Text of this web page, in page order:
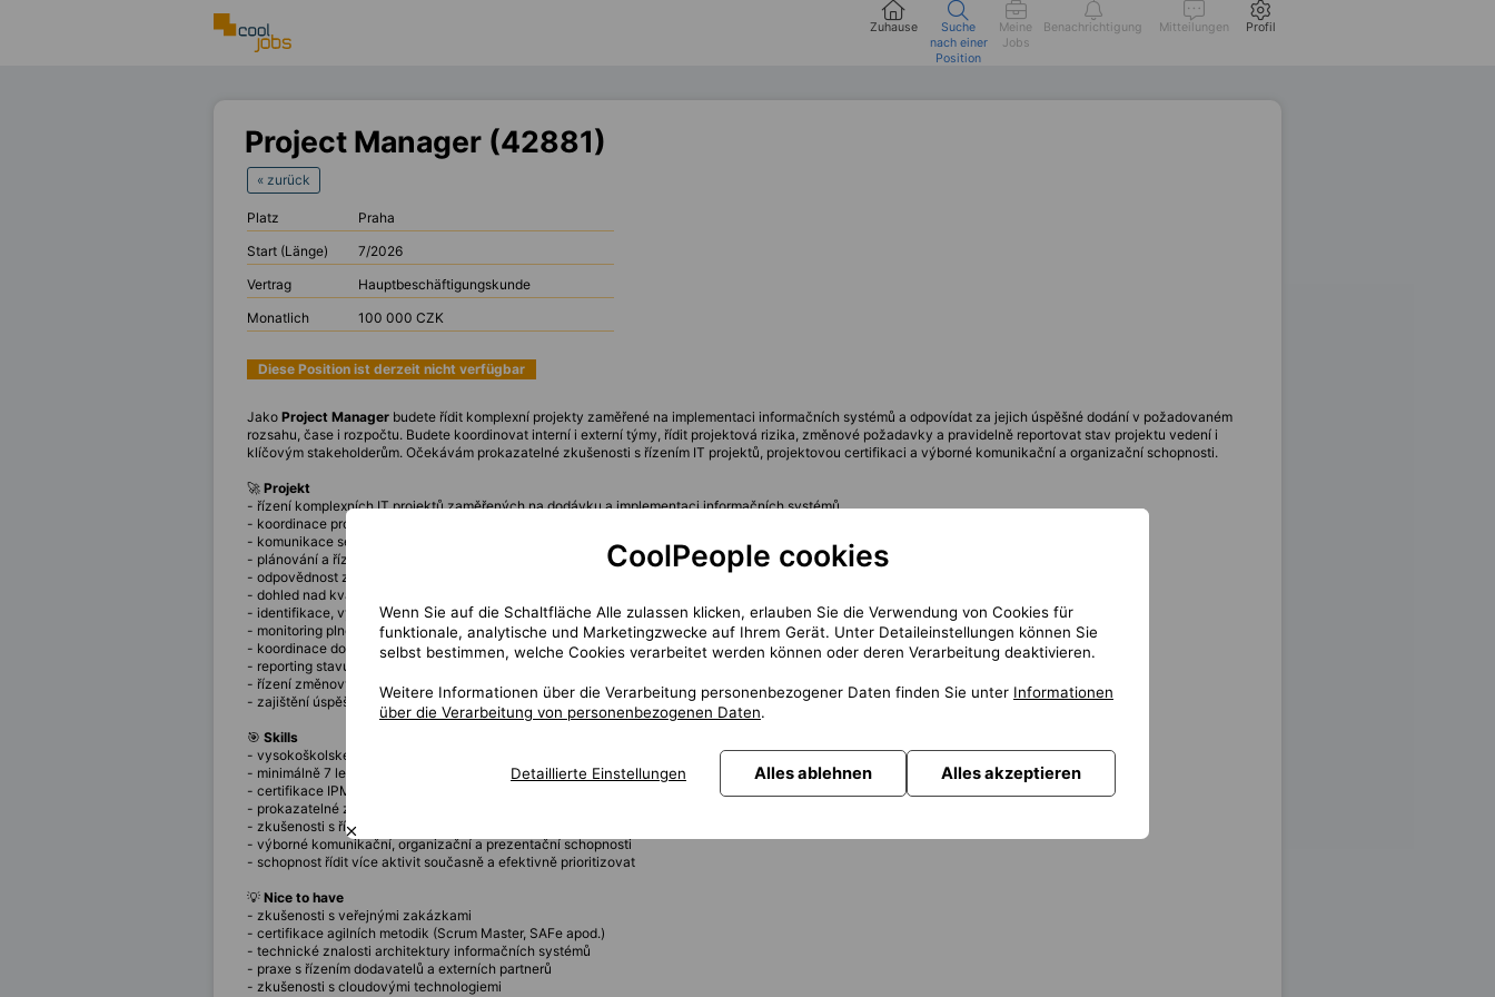
Zuhause
Suche
nach einer
Position
Meine
Jobs
Benachrichtigung Mitteilungen Profil
Project Manager (42881)
« zurück
Platz
Praha
Start (Länge)
7/2026
Vertrag
Hauptbeschäftigungskunde
Monatlich
100 000 CZK
Diese Position ist derzeit nicht verfügbar
Jako Project Manager budete řídit komplexní projekty zaměřené na implementaci informačních systémů a odpovídat za jejich úspěšné dodání v požadovaném
rozsahu, čase i rozpočtu. Budete koordinovat interní i externí týmy, řídit projektová rizika, změnové požadavky a pravidelně reportovat stav projektu vedení i
klíčovým stakeholderům. Očekávám prokazatelné zkušenosti s řízením IT projektů, projektovou certifikaci a výborné komunikační a organizační schopnosti.
🚀 Projekt
- řízení komplexních IT projektů zaměřených na dodávku a implementaci informačních systémů
- koordinace projektových týmů a řízení projektových aktivit
- komunikace se zákazníky, dodavateli a dalšími stakeholdery
- plánování a řízení projektového harmonogramu
- odpovědnost za řízení projektového rozpočtu
- dohled nad kvalitou dodávaných řešení a výstupů projektu
- identifikace, vyhodnocování a řízení projektových rizik
- monitoring plnění projektových cílů a milníků
- koordinace dodávek a zajištění součinnosti mezi zapojenými stranami
- reporting stavu projektu vedení a stakeholderům
- řízení změnových požadavků v průběhu projektu
- zajištění úspěšného předání řešení do provozu
🎯 Skills
- vysokoškolské vzdělání
- minimálně 7 let praxe v oblasti ICT
- certifikace IPMA Level B, PMP, PRINCE2 Practitioner nebo ekvivalentní certifikace projektového řízení
- prokazatelné zkušenosti s řízením alespoň 3 projektů zahrnujících dodávku informačního systému.
- zkušenosti s řízením rozsáhlých IT projektů
- výborné komunikační, organizační a prezentační schopnosti
- schopnost řídit více aktivit současně a efektivně prioritizovat
💡 Nice to have
- zkušenosti s veřejnými zakázkami
- certifikace agilních metodik (Scrum Master, SAFe apod.)
- technické znalosti architektury informačních systémů
- praxe s řízením dodavatelů a externích partnerů
- zkušenosti s cloudovými technologiemi
CoolPeople cookies
Wenn Sie auf die Schaltfläche Alle zulassen klicken, erlauben Sie die Verwendung von Cookies für
funktionale, analytische und Marketingzwecke auf Ihrem Gerät. Unter Detaileinstellungen können Sie
selbst bestimmen, welche Cookies verarbeitet werden können oder deren Verarbeitung deaktivieren.
Weitere Informationen über die Verarbeitung personenbezogener Daten finden Sie unter Informationen
über die Verarbeitung von personenbezogenen Daten.
Detaillierte Einstellungen Alles ablehnen Alles akzeptieren